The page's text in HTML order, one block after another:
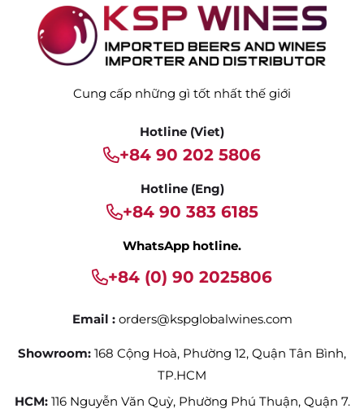
Cung cấp những gì tốt nhất thế giới
Hotline (Viet)
+84 90 202 5806
Hotline (Eng)
+84 90 383 6185
WhatsApp hotline.
+84 (0) 90 2025806
Email : orders@kspglobalwines.com
Showroom: 168 Cộng Hoà, Phường 12, Quận Tân Bình,
TP.HCM
HCM: 116 Nguyễn Văn Quỳ, Phường Phú Thuận, Quận 7.